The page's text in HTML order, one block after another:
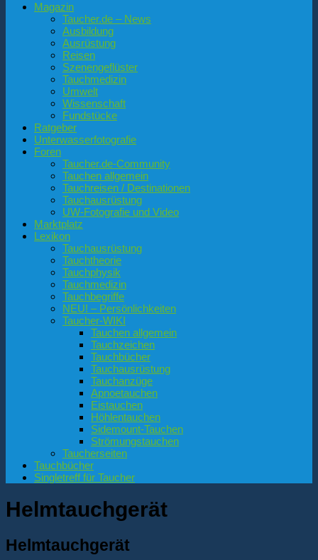
Magazin
Taucher.de – News
Ausbildung
Ausrüstung
Reisen
Szenengeflüster
Tauchmedizin
Umwelt
Wissenschaft
Fundstücke
Ratgeber
Unterwasserfotografie
Foren
Taucher.de-Community
Tauchen allgemein
Tauchreisen / Destinationen
Tauchausrüstung
UW-Fotografie und Video
Marktplatz
Lexikon
Tauchausrüstung
Tauchtheorie
Tauchphysik
Tauchmedizin
Tauchbegriffe
NEU! – Persönlichkeiten
Taucher-WIKI
Tauchen allgemein
Tauchzeichen
Tauchbücher
Tauchausrüstung
Tauchanzüge
Apnoetauchen
Eistauchen
Höhlentauchen
Sidemount-Tauchen
Strömungstauchen
Taucherseiten
Tauchbücher
Singletreff für Taucher
Helmtauchgerät
Helmtauchgerät